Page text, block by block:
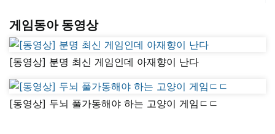
게임동아 동영상
[동영상] 분명 최신 게임인데 아재향이 난다
[동영상] 두뇌 풀가동해야 하는 고양이 게임ㄷㄷ